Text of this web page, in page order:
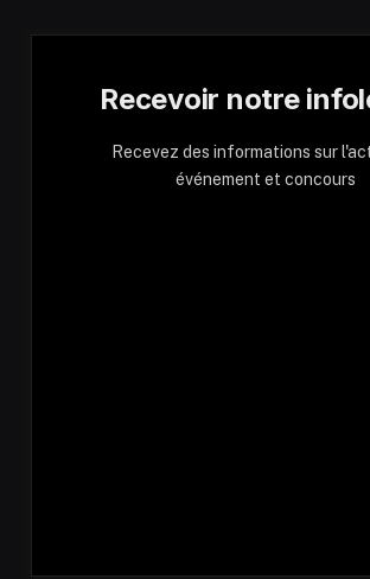
Recevoir notre
Recevez des informations sur
événement et concours